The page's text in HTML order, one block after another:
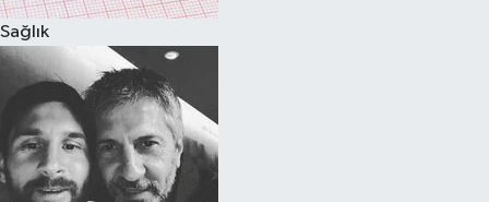
Sağlık
Kadın
Kim kimdir?
Kültür Sanat
Sağlık